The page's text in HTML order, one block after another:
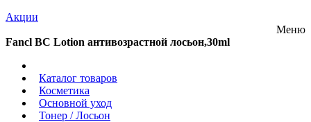
Акции
Меню
Fancl BC Lotion антивозрастной лосьон,30ml
Каталог товаров
Косметика
Основной уход
Тонер / Лосьон